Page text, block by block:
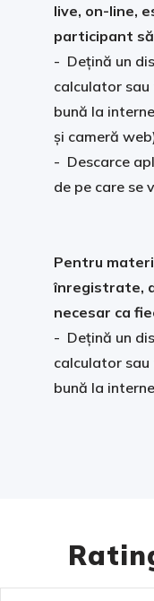
live, on-line,
participant
- Dețină un
calculator sau
bună la
și cameră
- Descarce
de pe care se
Pentru
înregistrate,
necesar ca
- Dețină un
calculator sau
bună la